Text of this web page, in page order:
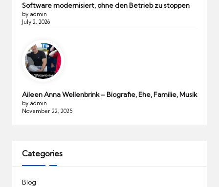
Software modernisiert, ohne den Betrieb zu stoppen
by admin
July 2, 2026
Aileen Anna Wellenbrink – Biografie, Ehe, Familie, Musik
by admin
November 22, 2025
Categories
Blog